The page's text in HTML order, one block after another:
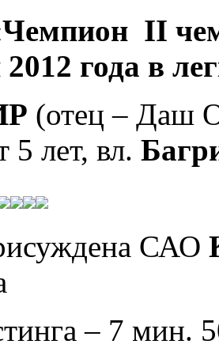
II
года в
(отец – Даш
5 лет, вл.
САО
– 7 мин.